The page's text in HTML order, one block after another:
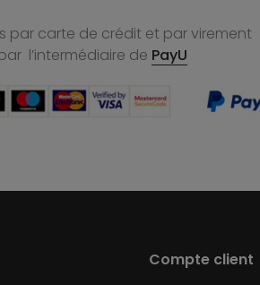
par carte de crédit et par virement
l’intermédiaire de PayU
Compte client